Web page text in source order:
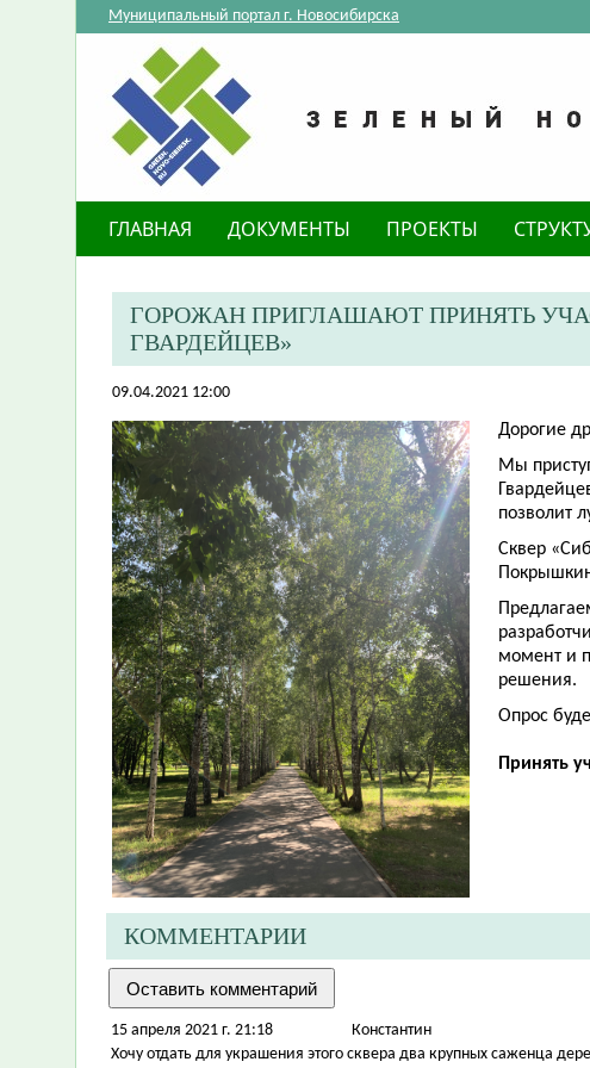
Муниципальный портал г. Новосибирска
ГЛАВНАЯ ДОКУМЕНТЫ ПРОЕКТЫ
ГОРОЖАН ПРИГЛАШАЮТ ПРИНЯТЬ
ГВАРДЕЙЦЕВ»
09.04.2021 12:00
Дорогие
Мы
позволит
Сквер
момент и
решения.
Опрос
Принять
КОММЕНТАРИИ
15 апреля 2021 г. 21:18
Константин
Хочу отдать для украшения этого сквера два крупных саженца